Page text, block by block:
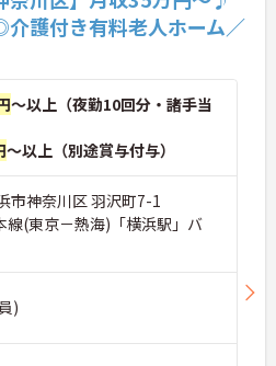
護付き有料老人ホーム／
～以上（夜勤10回分・諸手当
～以上（別途賞与付与）
市神奈川区 羽沢町7-1
線(東京－熱海)「横浜駅」バ
)